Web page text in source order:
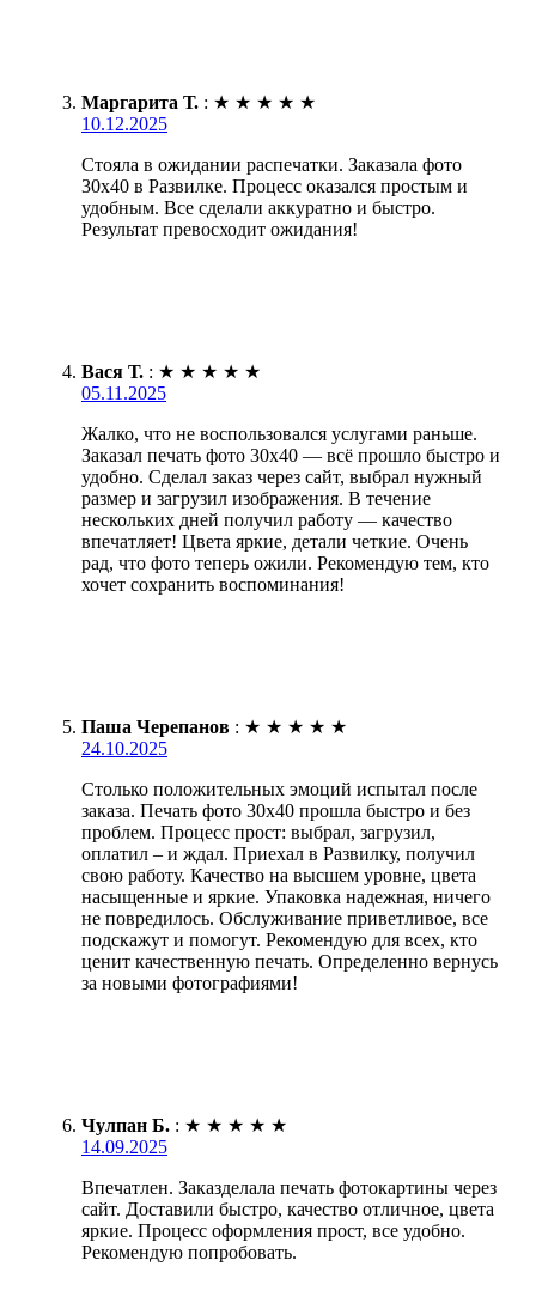
Маргарита Т. : ★ ★ ★ ★ ★
10.12.2025
Стояла в ожидании распечатки. Заказала фото
30х40 в Развилке. Процесс оказался простым и
удобным. Все сделали аккуратно и быстро.
Результат превосходит ожидания!
Вася Т. : ★ ★ ★ ★ ★
05.11.2025
Жалко, что не воспользовался услугами раньше.
Заказал печать фото 30х40 — всё прошло быстро и
удобно. Сделал заказ через сайт, выбрал нужный
размер и загрузил изображения. В течение
нескольких дней получил работу — качество
впечатляет! Цвета яркие, детали четкие. Очень
рад, что фото теперь ожили. Рекомендую тем, кто
хочет сохранить воспоминания!
Паша Черепанов : ★ ★ ★ ★ ★
24.10.2025
Столько положительных эмоций испытал после
заказа. Печать фото 30х40 прошла быстро и без
проблем. Процесс прост: выбрал, загрузил,
оплатил – и ждал. Приехал в Развилку, получил
свою работу. Качество на высшем уровне, цвета
насыщенные и яркие. Упаковка надежная, ничего
не повредилось. Обслуживание приветливое, все
подскажут и помогут. Рекомендую для всех, кто
ценит качественную печать. Определенно вернусь
за новыми фотографиями!
Чулпан Б. : ★ ★ ★ ★ ★
14.09.2025
Впечатлен. Заказделала печать фотокартины через
сайт. Доставили быстро, качество отличное, цвета
яркие. Процесс оформления прост, все удобно.
Рекомендую попробовать.